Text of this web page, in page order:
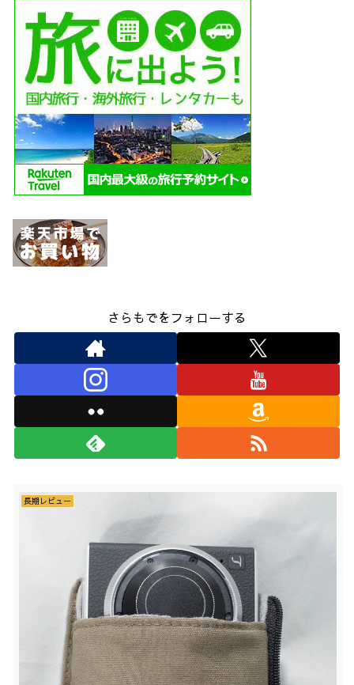
さらもでをフォローする
長期レビュー